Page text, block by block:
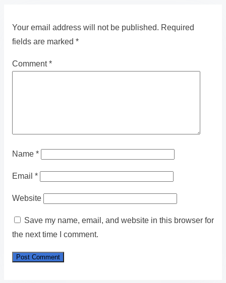
Your email address will not be published. Required
fields are marked *
Comment*
Name *
Email *
Website
Save my name, email, and website in this browser for
the next time I comment.